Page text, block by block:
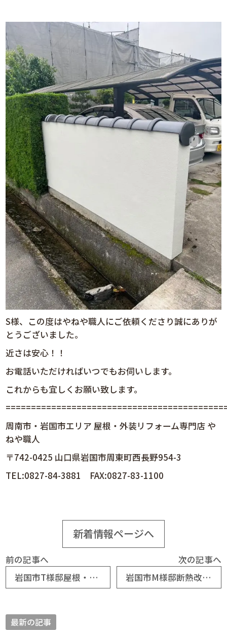
S様、この度はやねや職人にご依頼くださり誠にありが
とうございました。
近さは安心！！
お電話いただければいつでもお伺いします。
これからも宜しくお願い致します。
周南市・岩国市エリア 屋根・外装リフォーム専門店 や
ねや職人
〒742-0425 山口県岩国市周東町西長野954-3
TEL:0827-84-3881 FAX:0827-83-1100
新着情報ページへ
前の記事へ
岩国市T様邸屋根・外壁塗装工事
次の記事へ
岩国市M様邸断熱改修工事
最新の記事